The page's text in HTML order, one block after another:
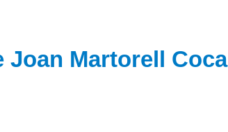
Joan Martorell Coca